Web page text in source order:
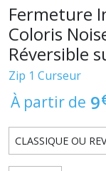
Fermeture
Coloris
Réversible
Zip 1 Curseur
À partir de 9